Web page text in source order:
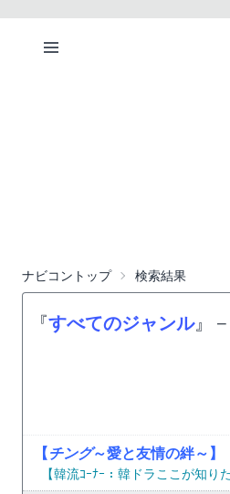
ナビコントップ 検索結果
『すべてのジャンル』 −
【 チング～愛と友情の絆～】
【韓流ｺｰﾅｰ：韓ドラここが知り